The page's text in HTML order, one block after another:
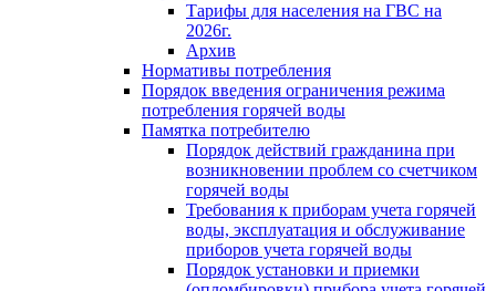
Тарифы для населения на ГВС на
2026г.
Архив
Нормативы потребления
Порядок введения ограничения режима
потребления горячей воды
Памятка потребителю
Порядок действий гражданина при
возникновении проблем со счетчиком
горячей воды
Требования к приборам учета горячей
воды, эксплуатация и обслуживание
приборов учета горячей воды
Порядок установки и приемки